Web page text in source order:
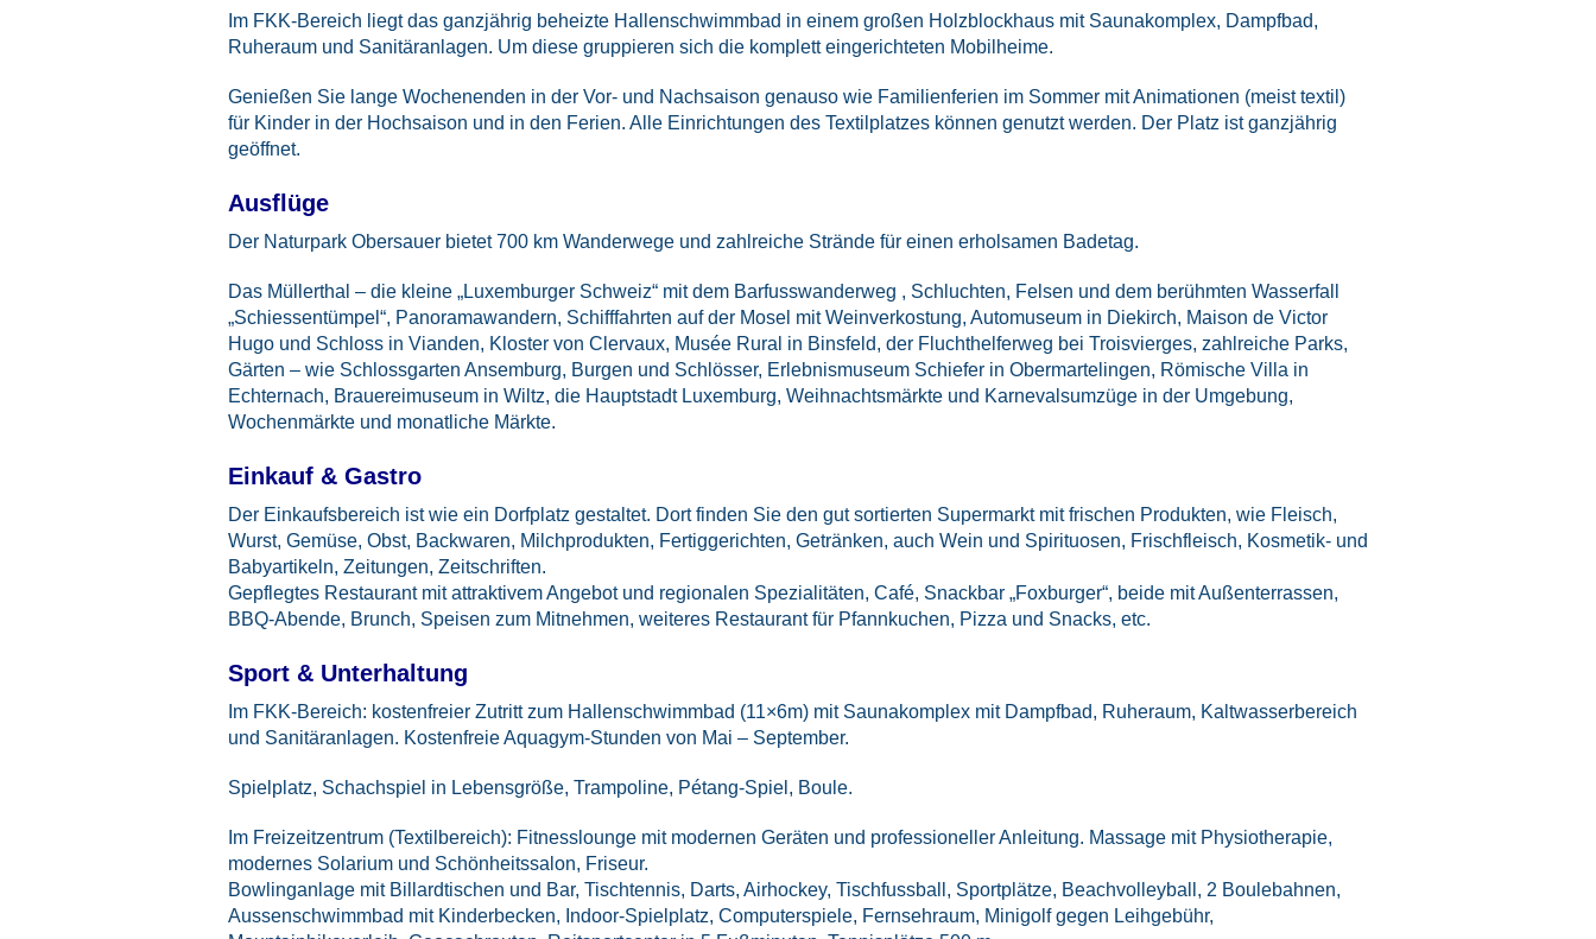
Im FKK-Bereich liegt das ganzjährig beheizte Hallenschwimmbad in einem großen Holzblockhaus mit Saunakomplex, Dampfbad,
Ruheraum und Sanitäranlagen. Um diese gruppieren sich die komplett eingerichteten Mobilheime.
Genießen Sie lange Wochenenden in der Vor- und Nachsaison genauso wie Familienferien im Sommer mit Animationen (meist textil)
für Kinder in der Hochsaison und in den Ferien. Alle Einrichtungen des Textilplatzes können genutzt werden. Der Platz ist ganzjährig
geöffnet.
Ausflüge
Der Naturpark Obersauer bietet 700 km Wanderwege und zahlreiche Strände für einen erholsamen Badetag.
Das Müllerthal – die kleine „Luxemburger Schweiz“ mit dem Barfusswanderweg , Schluchten, Felsen und dem berühmten Wasserfall
„Schiessentümpel“, Panoramawandern, Schifffahrten auf der Mosel mit Weinverkostung, Automuseum in Diekirch, Maison de Victor
Hugo und Schloss in Vianden, Kloster von Clervaux, Musée Rural in Binsfeld, der Fluchthelferweg bei Troisvierges, zahlreiche Parks,
Gärten – wie Schlossgarten Ansemburg, Burgen und Schlösser, Erlebnismuseum Schiefer in Obermartelingen, Römische Villa in
Echternach, Brauereimuseum in Wiltz, die Hauptstadt Luxemburg, Weihnachtsmärkte und Karnevalsumzüge in der Umgebung,
Wochenmärkte und monatliche Märkte.
Einkauf & Gastro
Der Einkaufsbereich ist wie ein Dorfplatz gestaltet. Dort finden Sie den gut sortierten Supermarkt mit frischen Produkten, wie Fleisch,
Wurst, Gemüse, Obst, Backwaren, Milchprodukten, Fertiggerichten, Getränken, auch Wein und Spirituosen, Frischfleisch, Kosmetik- und
Babyartikeln, Zeitungen, Zeitschriften.
Gepflegtes Restaurant mit attraktivem Angebot und regionalen Spezialitäten, Café, Snackbar „Foxburger“, beide mit Außenterrassen,
BBQ-Abende, Brunch, Speisen zum Mitnehmen, weiteres Restaurant für Pfannkuchen, Pizza und Snacks, etc.
Sport & Unterhaltung
Im FKK-Bereich: kostenfreier Zutritt zum Hallenschwimmbad (11×6m) mit Saunakomplex mit Dampfbad, Ruheraum, Kaltwasserbereich
und Sanitäranlagen. Kostenfreie Aquagym-Stunden von Mai – September.
Spielplatz, Schachspiel in Lebensgröße, Trampoline, Pétang-Spiel, Boule.
Im Freizeitzentrum (Textilbereich): Fitnesslounge mit modernen Geräten und professioneller Anleitung. Massage mit Physiotherapie,
modernes Solarium und Schönheitssalon, Friseur.
Bowlinganlage mit Billardtischen und Bar, Tischtennis, Darts, Airhockey, Tischfussball, Sportplätze, Beachvolleyball, 2 Boulebahnen,
Aussenschwimmbad mit Kinderbecken, Indoor-Spielplatz, Computerspiele, Fernsehraum, Minigolf gegen Leihgebühr,